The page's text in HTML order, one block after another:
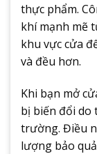
thực phẩm.
khí mạnh mẽ
khu vực cửa
và đều hơn.
Khi bạn mở
bị biến đổi do
trường. Điều
lượng bảo